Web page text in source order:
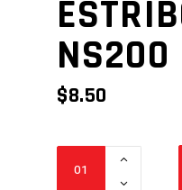
NS200
$8.50
ESTRIBOS